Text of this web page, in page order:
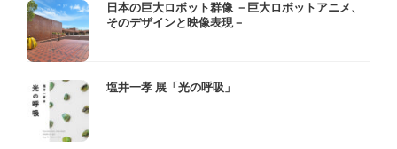
日本の巨大ロボット群像 －巨大ロボットアニメ、
そのデザインと映像表現－
塩井一孝 展「光の呼吸」